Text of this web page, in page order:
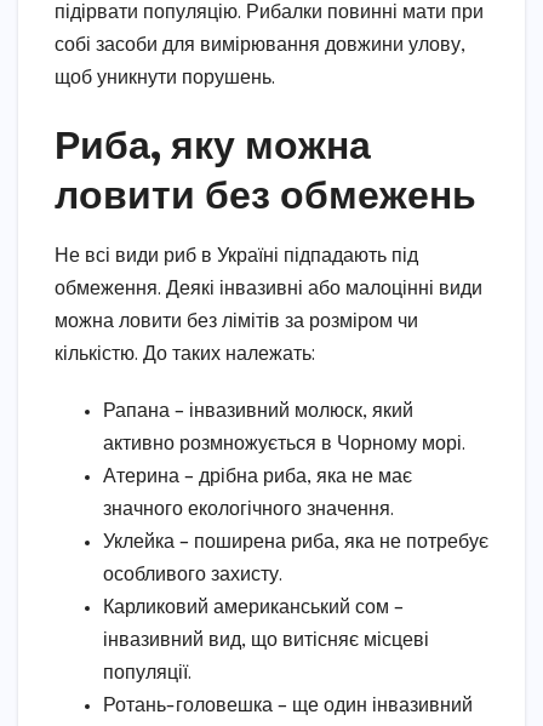
підірвати популяцію. Рибалки повинні мати при
собі засоби для вимірювання довжини улову,
щоб уникнути порушень.
Риба, яку можна
ловити без обмежень
Не всі види риб в Україні підпадають під
обмеження. Деякі інвазивні або малоцінні види
можна ловити без лімітів за розміром чи
кількістю. До таких належать:
Рапана – інвазивний молюск, який
активно розмножується в Чорному морі.
Атерина – дрібна риба, яка не має
значного екологічного значення.
Уклейка – поширена риба, яка не потребує
особливого захисту.
Карликовий американський сом –
інвазивний вид, що витісняє місцеві
популяції.
Ротань-головешка – ще один інвазивний